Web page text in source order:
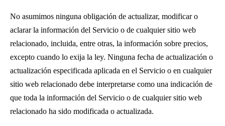
No asumimos ninguna obligación de actualizar, modificar o
aclarar la información del Servicio o de cualquier sitio web
relacionado, incluida, entre otras, la información sobre precios,
excepto cuando lo exija la ley. Ninguna fecha de actualización o
actualización especificada aplicada en el Servicio o en cualquier
sitio web relacionado debe interpretarse como una indicación de
que toda la información del Servicio o de cualquier sitio web
relacionado ha sido modificada o actualizada.